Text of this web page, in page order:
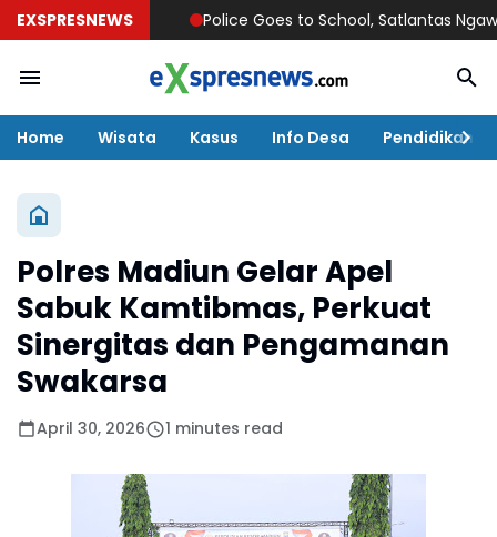
EXSPRESNEWS Police Goes to School, Satlantas Ngawi
Home Wisata Kasus Info Desa Pendidikan
Polres Madiun Gelar Apel
Sabuk Kamtibmas, Perkuat
Sinergitas dan Pengamanan
Swakarsa
April 30, 2026 1 minutes read